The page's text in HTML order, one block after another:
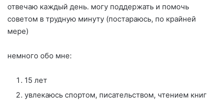
отвечаю каждый день. могу поддержать и помочь
советом в трудную минуту (постараюсь, по крайней
мере)
немного обо мне:
15 лет
увлекаюсь спортом, писательством, чтением книг